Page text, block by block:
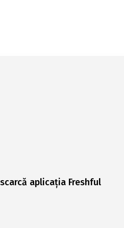
aplicația Freshful